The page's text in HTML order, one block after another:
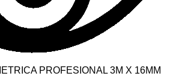
PROFESIONAL 3M X 16MM